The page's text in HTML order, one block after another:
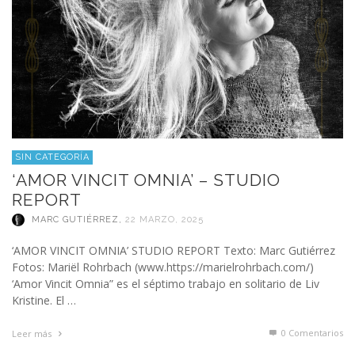
SIN CATEGORÍA
‘AMOR VINCIT OMNIA’ – STUDIO
REPORT
MARC GUTIÉRREZ , 22 MARZO, 2025
‘AMOR VINCIT OMNIA’ STUDIO REPORT Texto: Marc Gutiérrez
Fotos: Mariël Rohrbach (www.https://marielrohrbach.com/)
‘Amor Vincit Omnia” es el séptimo trabajo en solitario de Liv
Kristine. El …
Leer más 0 Comentarios